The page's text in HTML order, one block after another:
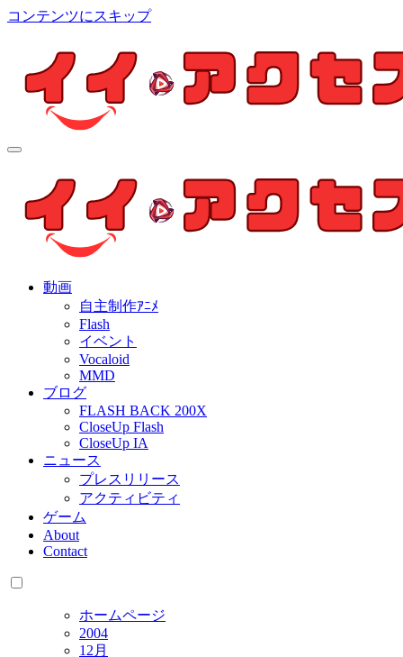
コンテンツにスキップ
個人制作アニメを中心とした動画紹介ブログ
動画
自主制作ｱﾆﾒ
Flash
イベント
Vocaloid
MMD
ブログ
FLASH BACK 200X
CloseUp Flash
CloseUp IA
ニュース
プレスリリース
アクティビティ
ゲーム
About
Contact
ホームページ
2004
12月